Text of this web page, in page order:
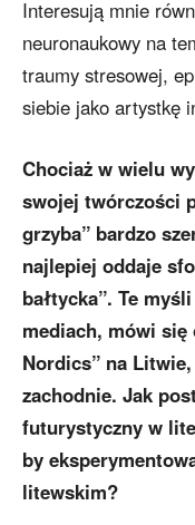
Interesują mnie
neuronaukowy na
traumy stresowej,
siebie jako artystkę
Chociaż w wielu
swojej twórczości
grzyba” bardzo
najlepiej oddaje
bałtycka”. Te
mediach, mówi się
Nordics” na
zachodnie. Jak
futurystyczny w
by
litewskim?